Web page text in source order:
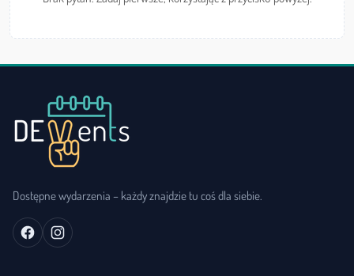
Dostępne wydarzenia – każdy znajdzie tu coś dla siebie.